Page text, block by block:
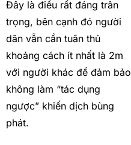
Đây là điều rất đáng trân
trọng, bên cạnh đó người
dân vẫn cần tuân thủ
khoảng cách ít nhất là 2m
với người khác để đảm bảo
không làm “tác dụng
ngược” khiến dịch bùng
phát.